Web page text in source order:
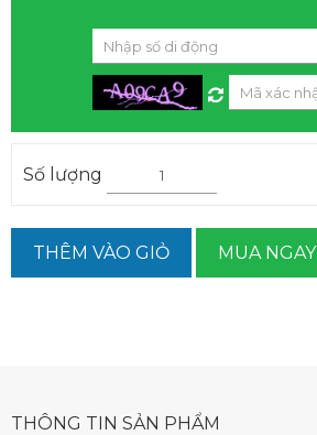
Số lượng
THÊM VÀO GIỎ MUA NGAY
THÔNG TIN SẢN PHẨM